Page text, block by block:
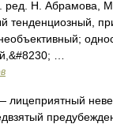
ред. Н. Абрамова,
тенденциозный,
…
лицеприятный